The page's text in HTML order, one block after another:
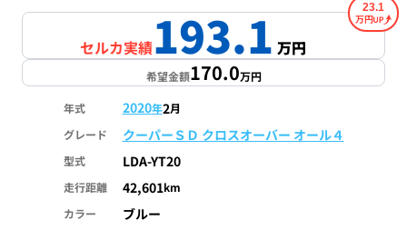
セルカ実績193.1万円
23.1
万円
希望金額170.0万円
年式 2020年2月
グレード
クーパーＳＤ クロスオーバー オール４
型式 LDA-YT20
走行距離 42,601km
カラー
ブルー